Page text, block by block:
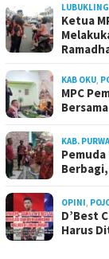
Ketua
KAB OKU,
MPC
KAB.
Pemuda
OPINI,
D’Best
Harus